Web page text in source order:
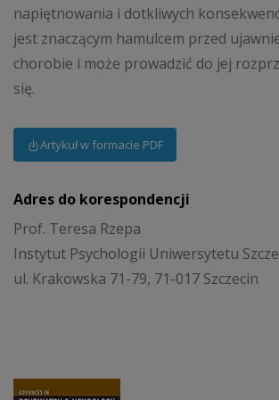
napiętnowania i dotkliwych
jest znaczącym hamulcem przed
chorobie i może prowadzić do jej
się.
Artykuł w formacie PDF
Adres do korespondencji
Prof. Teresa Rzepa
Instytut Psychologii Uniwersytetu
ul. Krakowska 71-79, 71-017 Szczecin